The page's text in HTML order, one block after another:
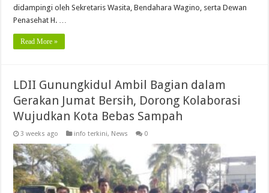
didampingi oleh Sekretaris Wasita, Bendahara Wagino, serta Dewan
Penasehat H. …
Read More »
LDII Gunungkidul Ambil Bagian dalam
Gerakan Jumat Bersih, Dorong Kolaborasi
Wujudkan Kota Bebas Sampah
3 weeks ago info terkini, News 0